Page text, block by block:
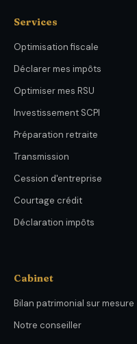
Services
Optimisation fiscale
Déclarer mes impôts
Optimiser mes RSU
Investissement SCPI
Préparation retraite
Transmission
Cession d'entreprise
Courtage crédit
Déclaration impôts
Cabinet
Bilan patrimonial sur mesure
Notre conseiller